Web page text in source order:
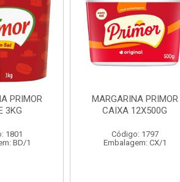
PRIMOR
1797
CX/1
MARGARINA PRIMOR CX
24X250G
Código: 1921
Embalagem: CX/1